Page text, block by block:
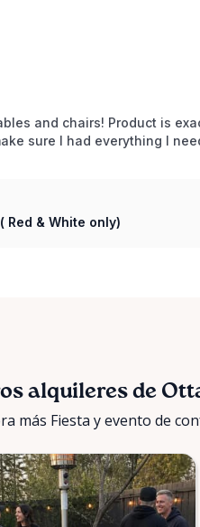
and chairs! Product is
sure I had everything I
Red & White only)
alquileres de
más Fiesta y evento de